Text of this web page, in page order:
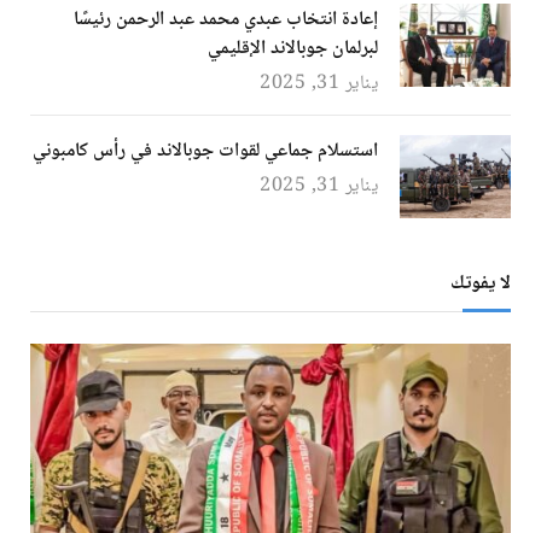
إعادة انتخاب عبدي محمد عبد الرحمن رئيسًا
لبرلمان جوبالاند الإقليمي
يناير 31, 2025
استسلام جماعي لقوات جوبالاند في رأس كامبوني
يناير 31, 2025
لا يفوتك